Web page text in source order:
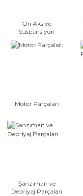
Ön Aks ve
Süspansiyon
Motor Parçaları
Şanzıman ve
Debriyaj Parçaları